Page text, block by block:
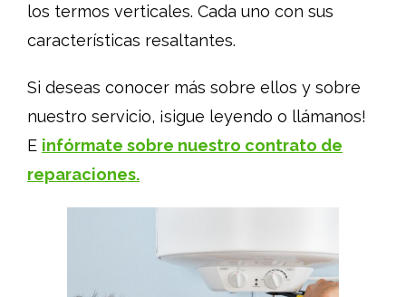
los termos verticales. Cada uno con sus
características resaltantes.
Si deseas conocer más sobre ellos y sobre
nuestro servicio, ¡sigue leyendo o llámanos!
E infórmate sobre nuestro contrato de
reparaciones.